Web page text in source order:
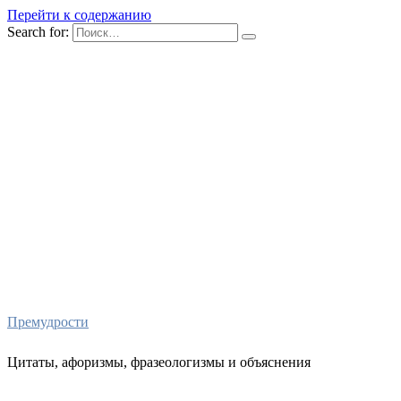
Перейти к содержанию
Search for:
Премудрости
Цитаты, афоризмы, фразеологизмы и объяснения